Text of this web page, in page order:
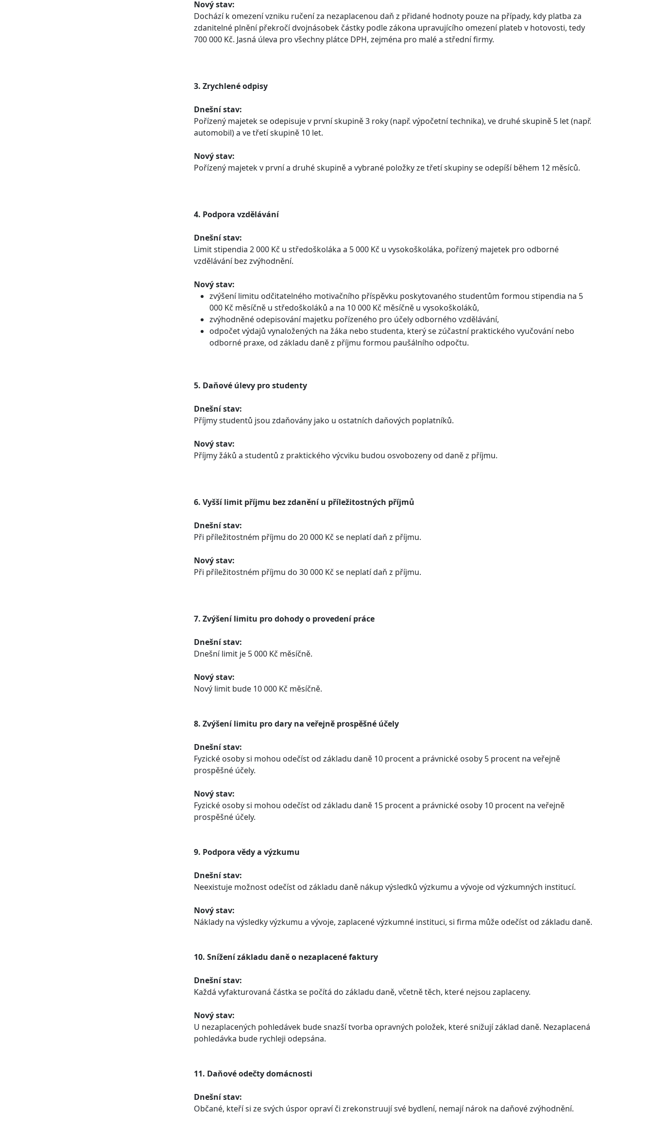
Nový stav:
Dochází k omezení vzniku ručení za nezaplacenou daň z přidané hodnoty pouze na případy, kdy platba za
zdanitelné plnění překročí dvojnásobek částky podle zákona upravujícího omezení plateb v hotovosti, tedy
700 000 Kč. Jasná úleva pro všechny plátce DPH, zejména pro malé a střední firmy.
3. Zrychlené odpisy
Dnešní stav:
Pořízený majetek se odepisuje v první skupině 3 roky (např. výpočetní technika), ve druhé skupině 5 let (např.
automobil) a ve třetí skupině 10 let.
Nový stav:
Pořízený majetek v první a druhé skupině a vybrané položky ze třetí skupiny se odepíší během 12 měsíců.
4. Podpora vzdělávání
Dnešní stav:
Limit stipendia 2 000 Kč u středoškoláka a 5 000 Kč u vysokoškoláka, pořízený majetek pro odborné
vzdělávání bez zvýhodnění.
Nový stav:
zvýšení limitu odčitatelného motivačního příspěvku poskytovaného studentům formou stipendia na 5
000 Kč měsíčně u středoškoláků a na 10 000 Kč měsíčně u vysokoškoláků,
zvýhodněné odepisování majetku pořízeného pro účely odborného vzdělávání,
odpočet výdajů vynaložených na žáka nebo studenta, který se zúčastní praktického vyučování nebo
odborné praxe, od základu daně z příjmu formou paušálního odpočtu.
5. Daňové úlevy pro studenty
Dnešní stav:
Příjmy studentů jsou zdaňovány jako u ostatních daňových poplatníků.
Nový stav:
Příjmy žáků a studentů z praktického výcviku budou osvobozeny od daně z příjmu.
6. Vyšší limit příjmu bez zdanění u příležitostných příjmů
Dnešní stav:
Při příležitostném příjmu do 20 000 Kč se neplatí daň z příjmu.
Nový stav:
Při příležitostném příjmu do 30 000 Kč se neplatí daň z příjmu.
7. Zvýšení limitu pro dohody o provedení práce
Dnešní stav:
Dnešní limit je 5 000 Kč měsíčně.
Nový stav:
Nový limit bude 10 000 Kč měsíčně.
8. Zvýšení limitu pro dary na veřejně prospěšné účely
Dnešní stav:
Fyzické osoby si mohou odečíst od základu daně 10 procent a právnické osoby 5 procent na veřejně
prospěšné účely.
Nový stav:
Fyzické osoby si mohou odečíst od základu daně 15 procent a právnické osoby 10 procent na veřejně
prospěšné účely.
9. Podpora vědy a výzkumu
Dnešní stav:
Neexistuje možnost odečíst od základu daně nákup výsledků výzkumu a vývoje od výzkumných institucí.
Nový stav:
Náklady na výsledky výzkumu a vývoje, zaplacené výzkumné instituci, si firma může odečíst od základu daně.
10. Snížení základu daně o nezaplacené faktury
Dnešní stav:
Každá vyfakturovaná částka se počítá do základu daně, včetně těch, které nejsou zaplaceny.
Nový stav:
U nezaplacených pohledávek bude snazší tvorba opravných položek, které snižují základ daně. Nezaplacená
pohledávka bude rychleji odepsána.
11. Daňové odečty domácnosti
Dnešní stav:
Občané, kteří si ze svých úspor opraví či zrekonstruují své bydlení, nemají nárok na daňové zvýhodnění.